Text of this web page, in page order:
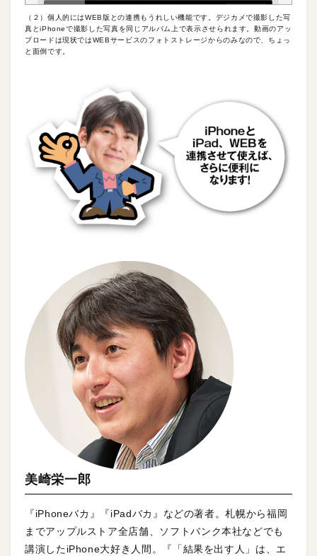
（２）個人的にはWEB版との連携もうれしい機能です。デジカメで撮影した写
真とiPhoneで撮影した写真を同じアルバム上で表示させられます。動画のアッ
プロードは現状ではWEBサービスのフォトストレージからのみなので、ちょっ
と面倒です。
美崎栄一郎
『iPhoneバカ』『iPadバカ』などの著者。札幌から福岡
までアップルストア全店舗、ソフトバンク本社などでも
講演したiPhone大好き人間。『「結果を出す人」は、エ